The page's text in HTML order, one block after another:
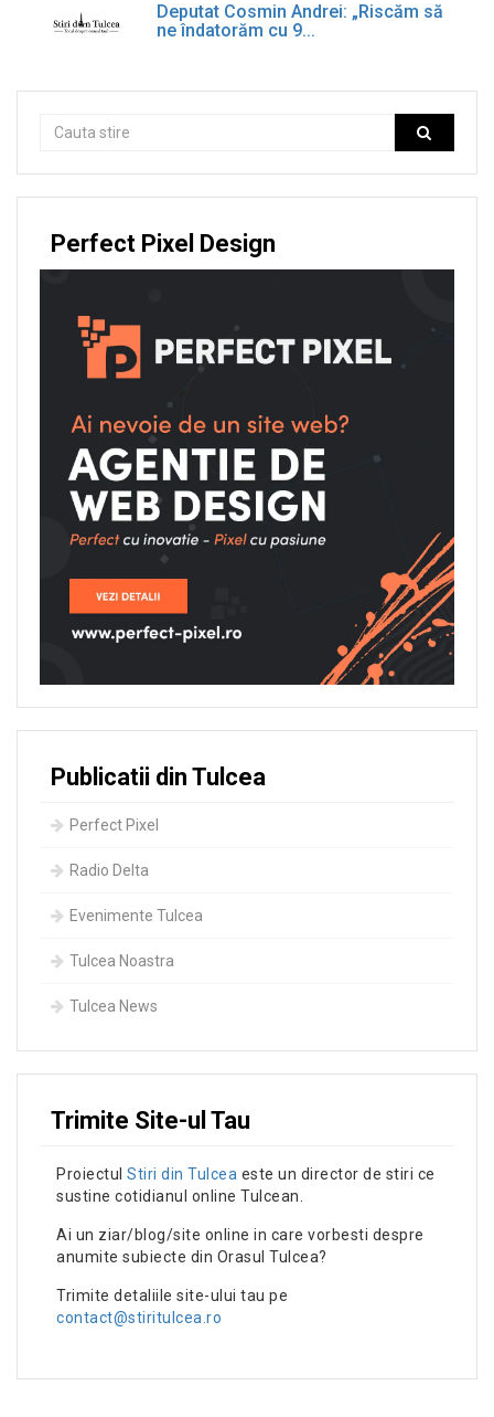
Deputat Cosmin Andrei: „Riscăm să
ne îndatorăm cu 9...
Perfect Pixel Design
Publicatii din Tulcea
Perfect Pixel
Radio Delta
Evenimente Tulcea
Tulcea Noastra
Tulcea News
Trimite Site-ul Tau
Proiectul Stiri din Tulcea este un director de stiri ce
sustine cotidianul online Tulcean.
Ai un ziar/blog/site online in care vorbesti despre
anumite subiecte din Orasul Tulcea?
Trimite detaliile site-ului tau pe
contact@stiritulcea.ro